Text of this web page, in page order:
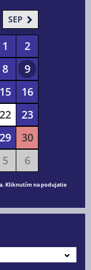
SEP
1
2
8
9
15
16
22
23
29
30
5 6
Kliknutím na podujatie